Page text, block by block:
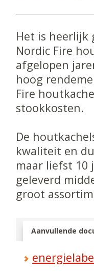
Het is heerlijk
Nordic Fire
afgelopen
hoog
Fire
stookkosten.
De
kwaliteit en
maar liefst 10
geleverd
groot
Aanvullende